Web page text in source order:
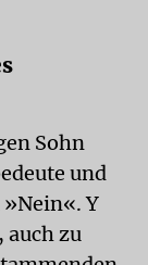
Sohn
und
»Nein«. Y
auch zu